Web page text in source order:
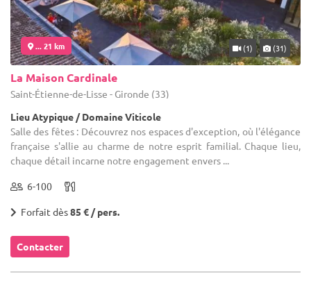
... 21 km (1) (31)
La Maison Cardinale
Saint-Étienne-de-Lisse - Gironde (33)
Lieu Atypique / Domaine Viticole
Salle des fêtes : Découvrez nos espaces d'exception, où l'élégance
française s'allie au charme de notre esprit familial. Chaque lieu,
chaque détail incarne notre engagement envers ...
6-100
Forfait dès85 € / pers.
Contacter